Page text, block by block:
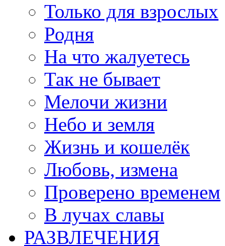
Только для взрослых
Родня
На что жалуетесь
Так не бывает
Мелочи жизни
Небо и земля
Жизнь и кошелёк
Любовь, измена
Проверено временем
В лучах славы
РАЗВЛЕЧЕНИЯ